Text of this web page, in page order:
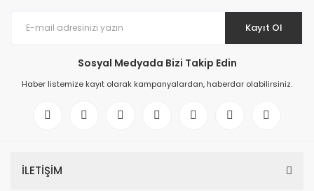
Kayıt Ol
Sosyal Medyada Bizi Takip Edin
Haber listemize kayıt olarak kampanyalardan, haberdar olabilirsiniz.
İLETİŞİM